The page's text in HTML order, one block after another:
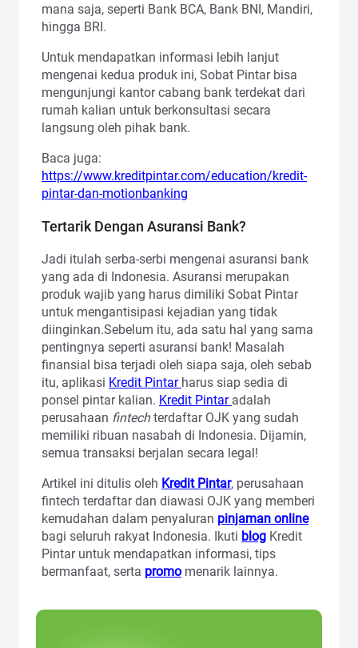
mana saja, seperti Bank BCA, Bank BNI, Mandiri,
hingga BRI.
Untuk mendapatkan informasi lebih lanjut
mengenai kedua produk ini, Sobat Pintar bisa
mengunjungi kantor cabang bank terdekat dari
rumah kalian untuk berkonsultasi secara
langsung oleh pihak bank.
Baca juga:
https://www.kreditpintar.com/education/kredit-
pintar-dan-motionbanking
Tertarik Dengan Asuransi Bank?
Jadi itulah serba-serbi mengenai asuransi bank
yang ada di Indonesia. Asuransi merupakan
produk wajib yang harus dimiliki Sobat Pintar
untuk mengantisipasi kejadian yang tidak
diinginkan.Sebelum itu, ada satu hal yang sama
pentingnya seperti asuransi bank! Masalah
finansial bisa terjadi oleh siapa saja, oleh sebab
itu, aplikasi Kredit Pintar harus siap sedia di
ponsel pintar kalian. Kredit Pintar adalah
perusahaan fintechterdaftar OJK yang sudah
memiliki ribuan nasabah di Indonesia. Dijamin,
semua transaksi berjalan secara legal!
Artikel ini ditulis oleh Kredit Pintar, perusahaan
fintech terdaftar dan diawasi OJK yang memberi
kemudahan dalam penyaluran pinjaman online
bagi seluruh rakyat Indonesia. Ikuti blog Kredit
Pintar untuk mendapatkan informasi, tips
bermanfaat, serta promo menarik lainnya.